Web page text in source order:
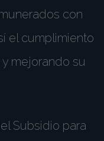
con
el cumplimiento
mejorando su
Subsidio para